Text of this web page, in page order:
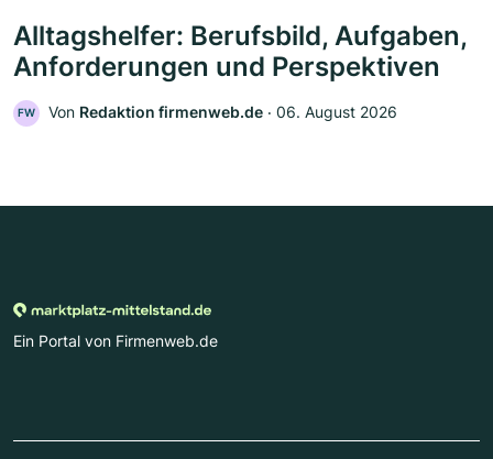
Alltagshelfer: Berufsbild, Aufgaben,
Anforderungen und Perspektiven
FW Von Redaktion firmenweb.de ‧ 06. August 2026
Ein Portal von Firmenweb.de